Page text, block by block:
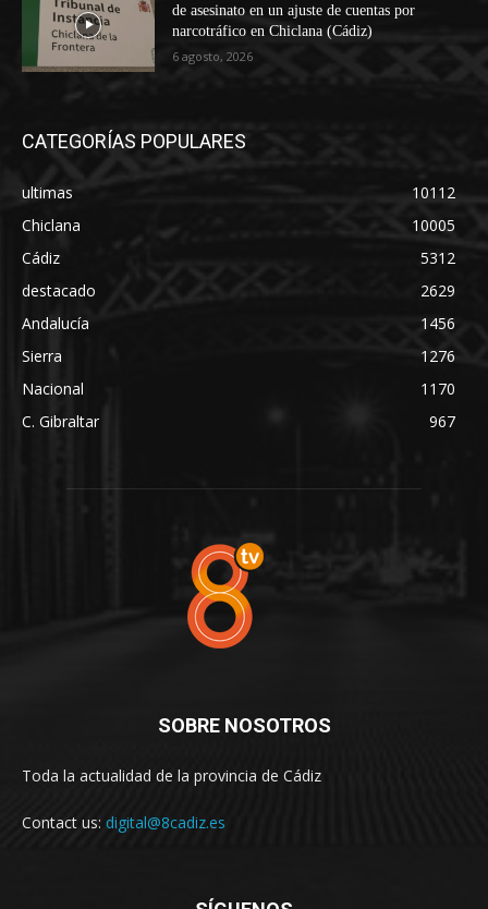
de asesinato en un ajuste de cuentas por
narcotráfico en Chiclana (Cádiz)
6 agosto, 2026
CATEGORÍAS POPULARES
ultimas
10112
Chiclana
10005
Cádiz
5312
destacado
2629
Andalucía
1456
Sierra
1276
Nacional
1170
C. Gibraltar
967
SOBRE NOSOTROS
Toda la actualidad de la provincia de Cádiz
Contact us: digital@8cadiz.es